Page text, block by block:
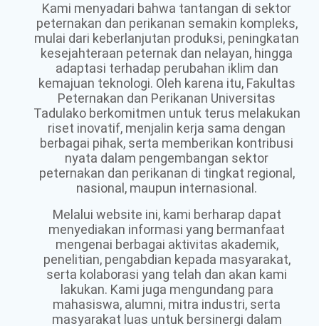
Kami menyadari bahwa tantangan di sektor
peternakan dan perikanan semakin kompleks,
mulai dari keberlanjutan produksi, peningkatan
kesejahteraan peternak dan nelayan, hingga
adaptasi terhadap perubahan iklim dan
kemajuan teknologi. Oleh karena itu, Fakultas
Peternakan dan Perikanan Universitas
Tadulako berkomitmen untuk terus melakukan
riset inovatif, menjalin kerja sama dengan
berbagai pihak, serta memberikan kontribusi
nyata dalam pengembangan sektor
peternakan dan perikanan di tingkat regional,
nasional, maupun internasional.
Melalui website ini, kami berharap dapat
menyediakan informasi yang bermanfaat
mengenai berbagai aktivitas akademik,
penelitian, pengabdian kepada masyarakat,
serta kolaborasi yang telah dan akan kami
lakukan. Kami juga mengundang para
mahasiswa, alumni, mitra industri, serta
masyarakat luas untuk bersinergi dalam